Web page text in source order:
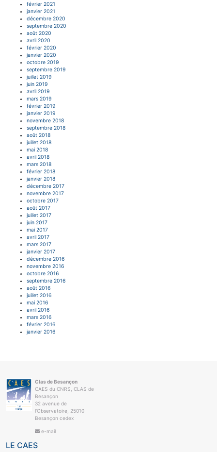
février 2021
janvier 2021
décembre 2020
septembre 2020
août 2020
avril 2020
février 2020
janvier 2020
octobre 2019
septembre 2019
juillet 2019
juin 2019
avril 2019
mars 2019
février 2019
janvier 2019
novembre 2018
septembre 2018
août 2018
juillet 2018
mai 2018
avril 2018
mars 2018
février 2018
janvier 2018
décembre 2017
novembre 2017
octobre 2017
août 2017
juillet 2017
juin 2017
mai 2017
avril 2017
mars 2017
janvier 2017
décembre 2016
novembre 2016
octobre 2016
septembre 2016
août 2016
juillet 2016
mai 2016
avril 2016
mars 2016
février 2016
janvier 2016
Clas de Besançon
CAES du CNRS, CLAS de
Besançon
32 avenue de
l'Observatoire, 25010
Besançon cedex
e-mail
LE CAES